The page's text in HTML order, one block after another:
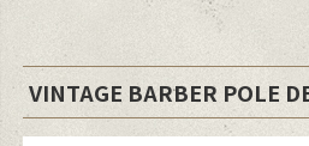
VINTAGE BARBER POLE